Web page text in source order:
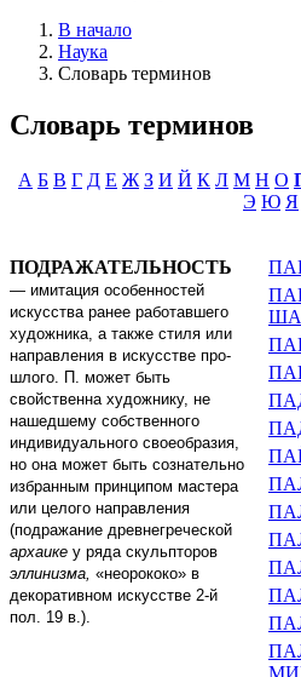
В начало
Наука
Словарь терминов
Словарь терминов
А Б В Г Д Е Ж З И Й К Л М Н О
Э Ю Я
ПОДРАЖАТЕЛЬНОСТЬ
— имитация особенностей
искусства ранее работавшего
художника, а также сти­ля или
направления в искусстве про­
шлого. П. может быть
свойственна художнику, не
нашедшему собствен­ного
индивидуального своеобразия,
но она может быть сознательно
из­бранным принципом мастера
или целого направления
(подражание древнегреческой
архаике у ряда скульпторов
эллинизма, «неорококо» в
декоративном искусстве 2-й
пол.
19 в.).